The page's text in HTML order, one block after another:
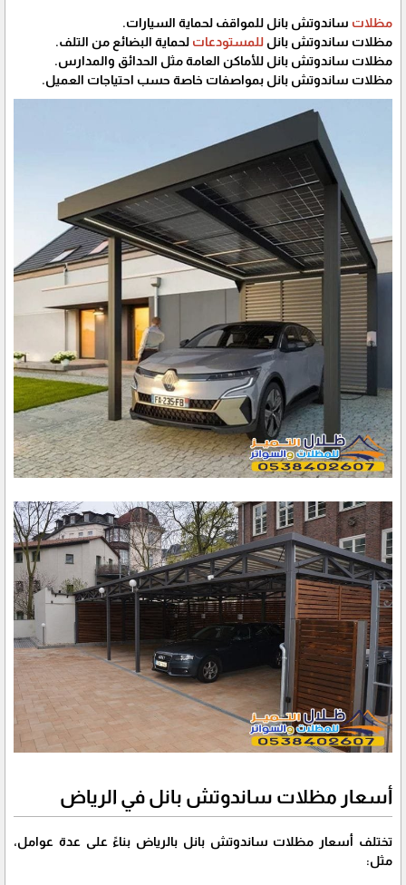
مظلات ساندوتش بانل للمواقف لحماية السيارات.
مظلات ساندوتش بانل للمستودعات لحماية البضائع من التلف.
مظلات ساندوتش بانل للأماكن العامة مثل الحدائق والمدارس.
مظلات ساندوتش بانل بمواصفات خاصة حسب احتياجات العميل.
أسعار مظلات ساندوتش بانل في الرياض
تختلف أسعار مظلات ساندوتش بانل بالرياض بناءً على عدة عوامل،
مثل: